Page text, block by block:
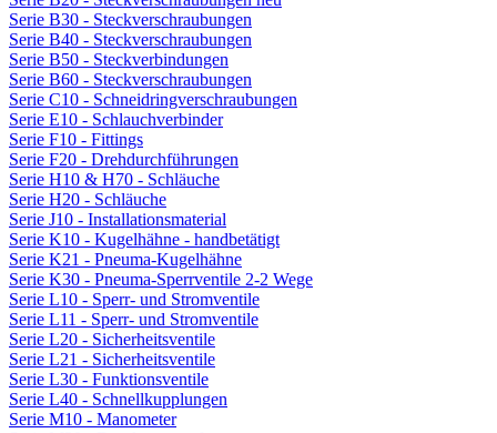
Serie B30 - Steckverschraubungen
Serie B40 - Steckverschraubungen
Serie B50 - Steckverbindungen
Serie B60 - Steckverschraubungen
Serie C10 - Schneidringverschraubungen
Serie E10 - Schlauchverbinder
Serie F10 - Fittings
Serie F20 - Drehdurchführungen
Serie H10 & H70 - Schläuche
Serie H20 - Schläuche
Serie J10 - Installationsmaterial
Serie K10 - Kugelhähne - handbetätigt
Serie K21 - Pneuma-Kugelhähne
Serie K30 - Pneuma-Sperrventile 2-2 Wege
Serie L10 - Sperr- und Stromventile
Serie L11 - Sperr- und Stromventile
Serie L20 - Sicherheitsventile
Serie L21 - Sicherheitsventile
Serie L30 - Funktionsventile
Serie L40 - Schnellkupplungen
Serie M10 - Manometer